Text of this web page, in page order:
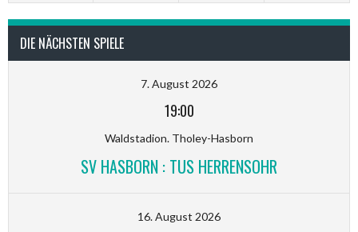
DIE NÄCHSTEN SPIELE
7. August 2026
19:00
Waldstadion. Tholey-Hasborn
SV HASBORN : TUS HERRENSOHR
16. August 2026